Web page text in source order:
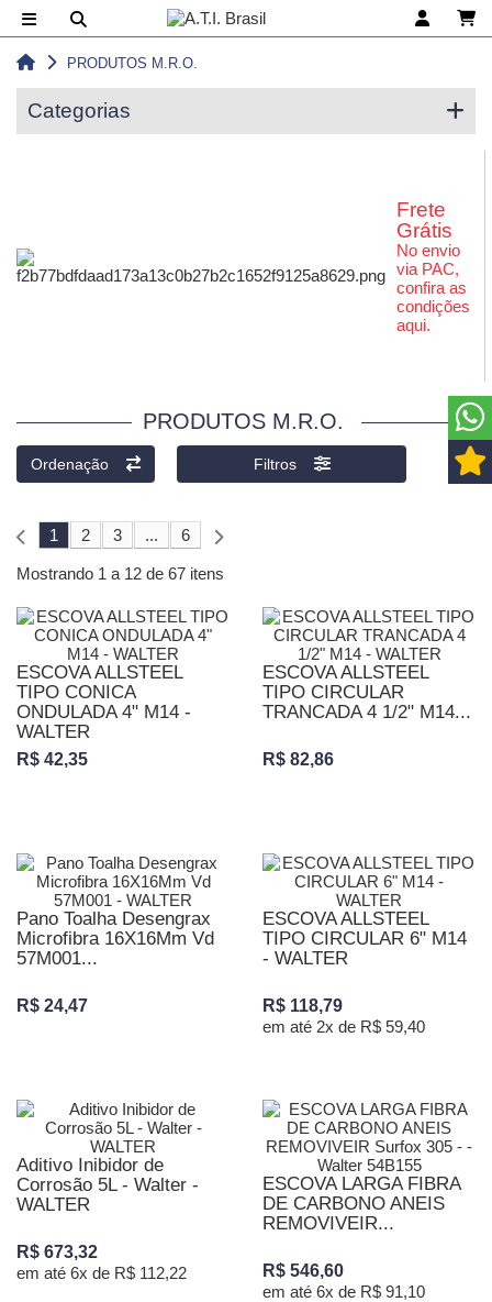
PRODUTOS M.R.O.
Categorias
Frete
Grátis
No envio
via PAC,
confira as
condições
aqui.
PRODUTOS M.R.O.
Ordenação Filtros
1 2 3 ... 6
Mostrando 1 a 12 de 67 itens
ESCOVA ALLSTEEL
TIPO CONICA
ONDULADA 4" M14 -
WALTER
R$ 42,35
ESCOVA ALLSTEEL
TIPO CIRCULAR
TRANCADA 4 1/2" M14...
R$ 82,86
Pano Toalha Desengrax
Microfibra 16X16Mm Vd
57M001...
R$ 24,47
ESCOVA ALLSTEEL
TIPO CIRCULAR 6" M14
- WALTER
R$ 118,79
em até 2x de R$ 59,40
Aditivo Inibidor de
Corrosão 5L - Walter -
WALTER
R$ 673,32
em até 6x de R$ 112,22
ESCOVA LARGA FIBRA
DE CARBONO ANEIS
REMOVIVEIR...
R$ 546,60
em até 6x de R$ 91,10